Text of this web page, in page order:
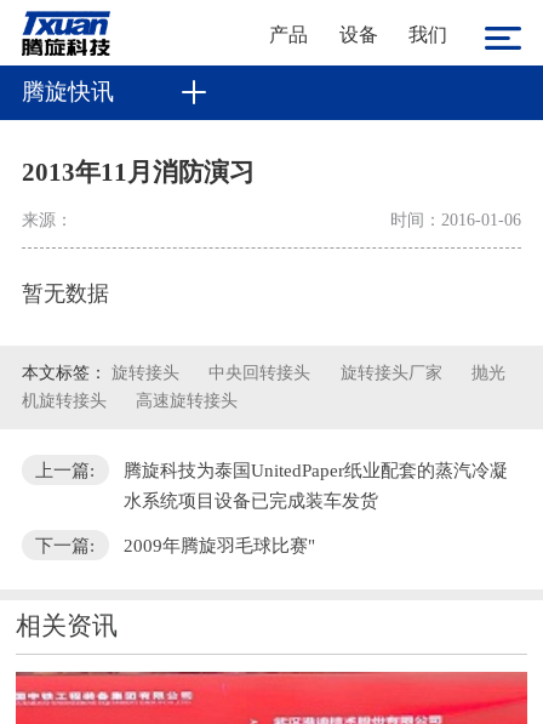
产品 设备 我们
腾旋快讯
2013年11月消防演习
来源： 时间：2016-01-06
暂无数据
本文标签： 旋转接头 中央回转接头 旋转接头厂家
抛光
机旋转接头
高速旋转接头
上一篇:
腾旋科技为泰国UnitedPaper纸业配套的蒸汽冷凝
水系统项目设备已完成装车发货
下一篇: 2009年腾旋羽毛球比赛"
相关资讯